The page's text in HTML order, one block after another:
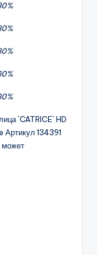
`CATRICE` HD
Артикул 134391
может